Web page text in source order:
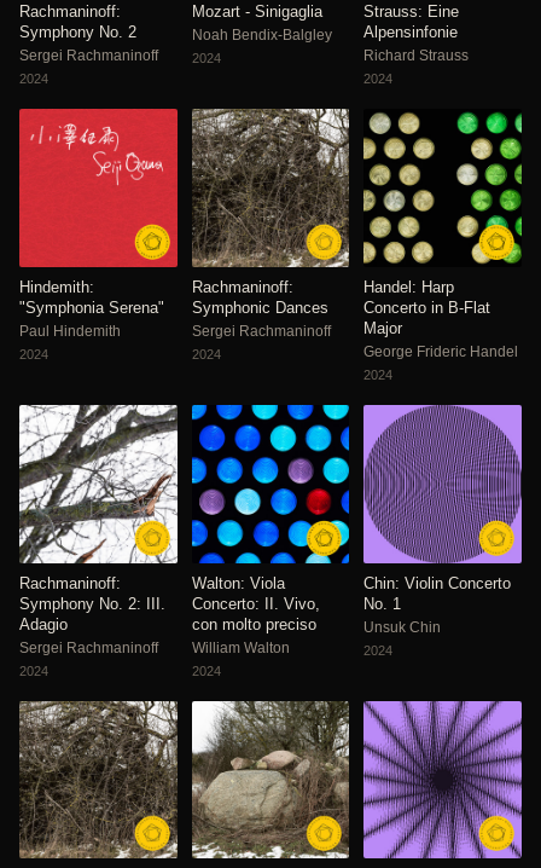
Rachmaninoff:
Symphony No. 2
Sergei Rachmaninoff
2024
Mozart - Sinigaglia
Noah Bendix-Balgley
2024
Strauss: Eine
Alpensinfonie
Richard Strauss
2024
Hindemith:
"Symphonia Serena"
Paul Hindemith
2024
Rachmaninoff:
Symphonic Dances
Sergei Rachmaninoff
2024
Handel: Harp
Concerto in B-Flat
Major
George Frideric Handel
2024
Rachmaninoff:
Symphony No. 2: III.
Adagio
Sergei Rachmaninoff
2024
Walton: Viola
Concerto: II. Vivo,
con molto preciso
William Walton
2024
Chin: Violin Concerto
No. 1
Unsuk Chin
2024